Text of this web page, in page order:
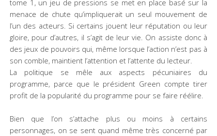
tome 1, un jeu de pressions se met en place basé sur la
menace de chute qu’impliquerait un seul mouvement de
l’un des acteurs. Si certains jouent leur réputation ou leur
gloire, pour d’autres, il s’agit de leur vie. On assiste donc à
des jeux de pouvoirs qui, même lorsque l’action n’est pas à
son comble, maintient l’attention et l’attente du lecteur.
La politique se mêle aux aspects pécuniaires du
programme, parce que le président Green compte tirer
profit de la popularité du programme pour se faire réélire.
Bien que l’on s’attache plus ou moins à certains
personnages, on se sent quand même très concerné par